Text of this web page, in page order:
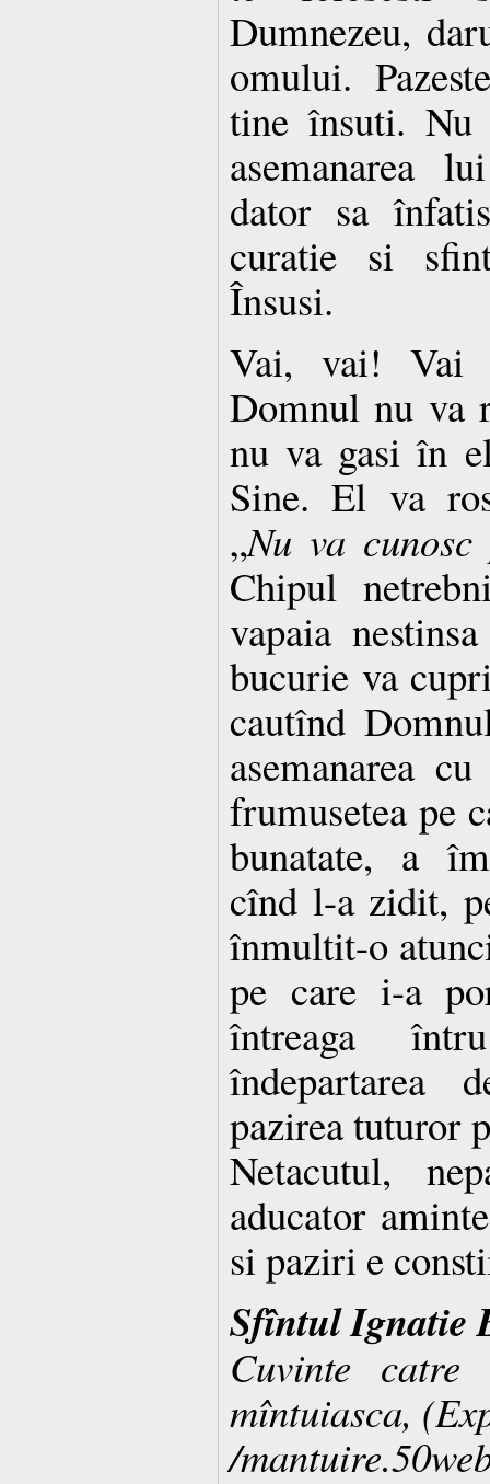
Dumnezeu,
omului.
tine însuti.
asemanarea
dator sa
curatie si
Însusi.
Vai, vai! Vai
Domnul nu va
nu va gasi în
Sine. El va
„Nu va
Chipul
vapaia
bucurie va
cautînd
asemanarea
frumusetea pe
bunatate, a
cînd l-a zidit,
înmultit-o
pe care i-a
întreaga
îndepartarea
pazirea tuturor
Netacutul,
aducator
si paziri e
Sfîntul Ignatie
Cuvinte
mîntuiasca,
/